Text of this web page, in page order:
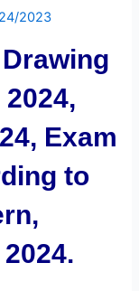
2023
2024,
Exam
to